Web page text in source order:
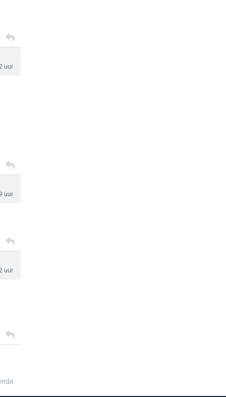
uur
uur
uur